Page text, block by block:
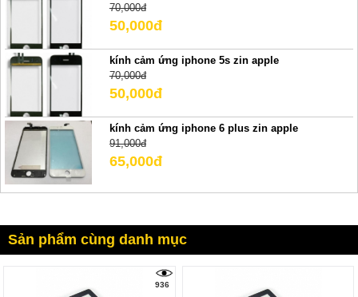
70,000đ
50,000đ
kính cảm ứng iphone 5s zin apple
70,000đ
50,000đ
kính cảm ứng iphone 6 plus zin apple
91,000đ
65,000đ
Sản phẩm cùng danh mục
936